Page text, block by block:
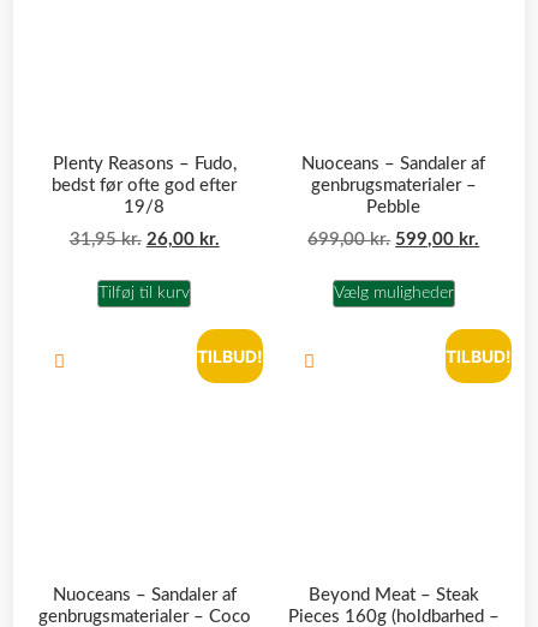
Plenty Reasons – Fudo,
bedst før ofte god efter
19/8
31,95kr. 26,00 kr.
Tilføj til kurv
Nuoceans – Sandaler af
genbrugsmaterialer –
Pebble
699,00kr. 599,00 kr.
Vælg muligheder
TILBUD!
Nuoceans – Sandaler af
genbrugsmaterialer – Coco
TILBUD!
Beyond Meat – Steak
Pieces 160g (holdbarhed –